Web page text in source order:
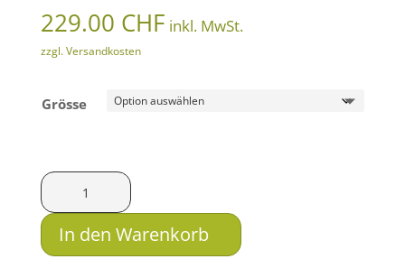
229.00 CHF inkl. MwSt.
zzgl. Versandkosten
Grösse
Alpenheat
beheizte
Handschuhe
FIRE-
In den Warenkorb